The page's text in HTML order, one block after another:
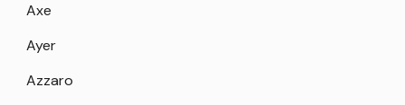
Axe
Ayer
Azzaro